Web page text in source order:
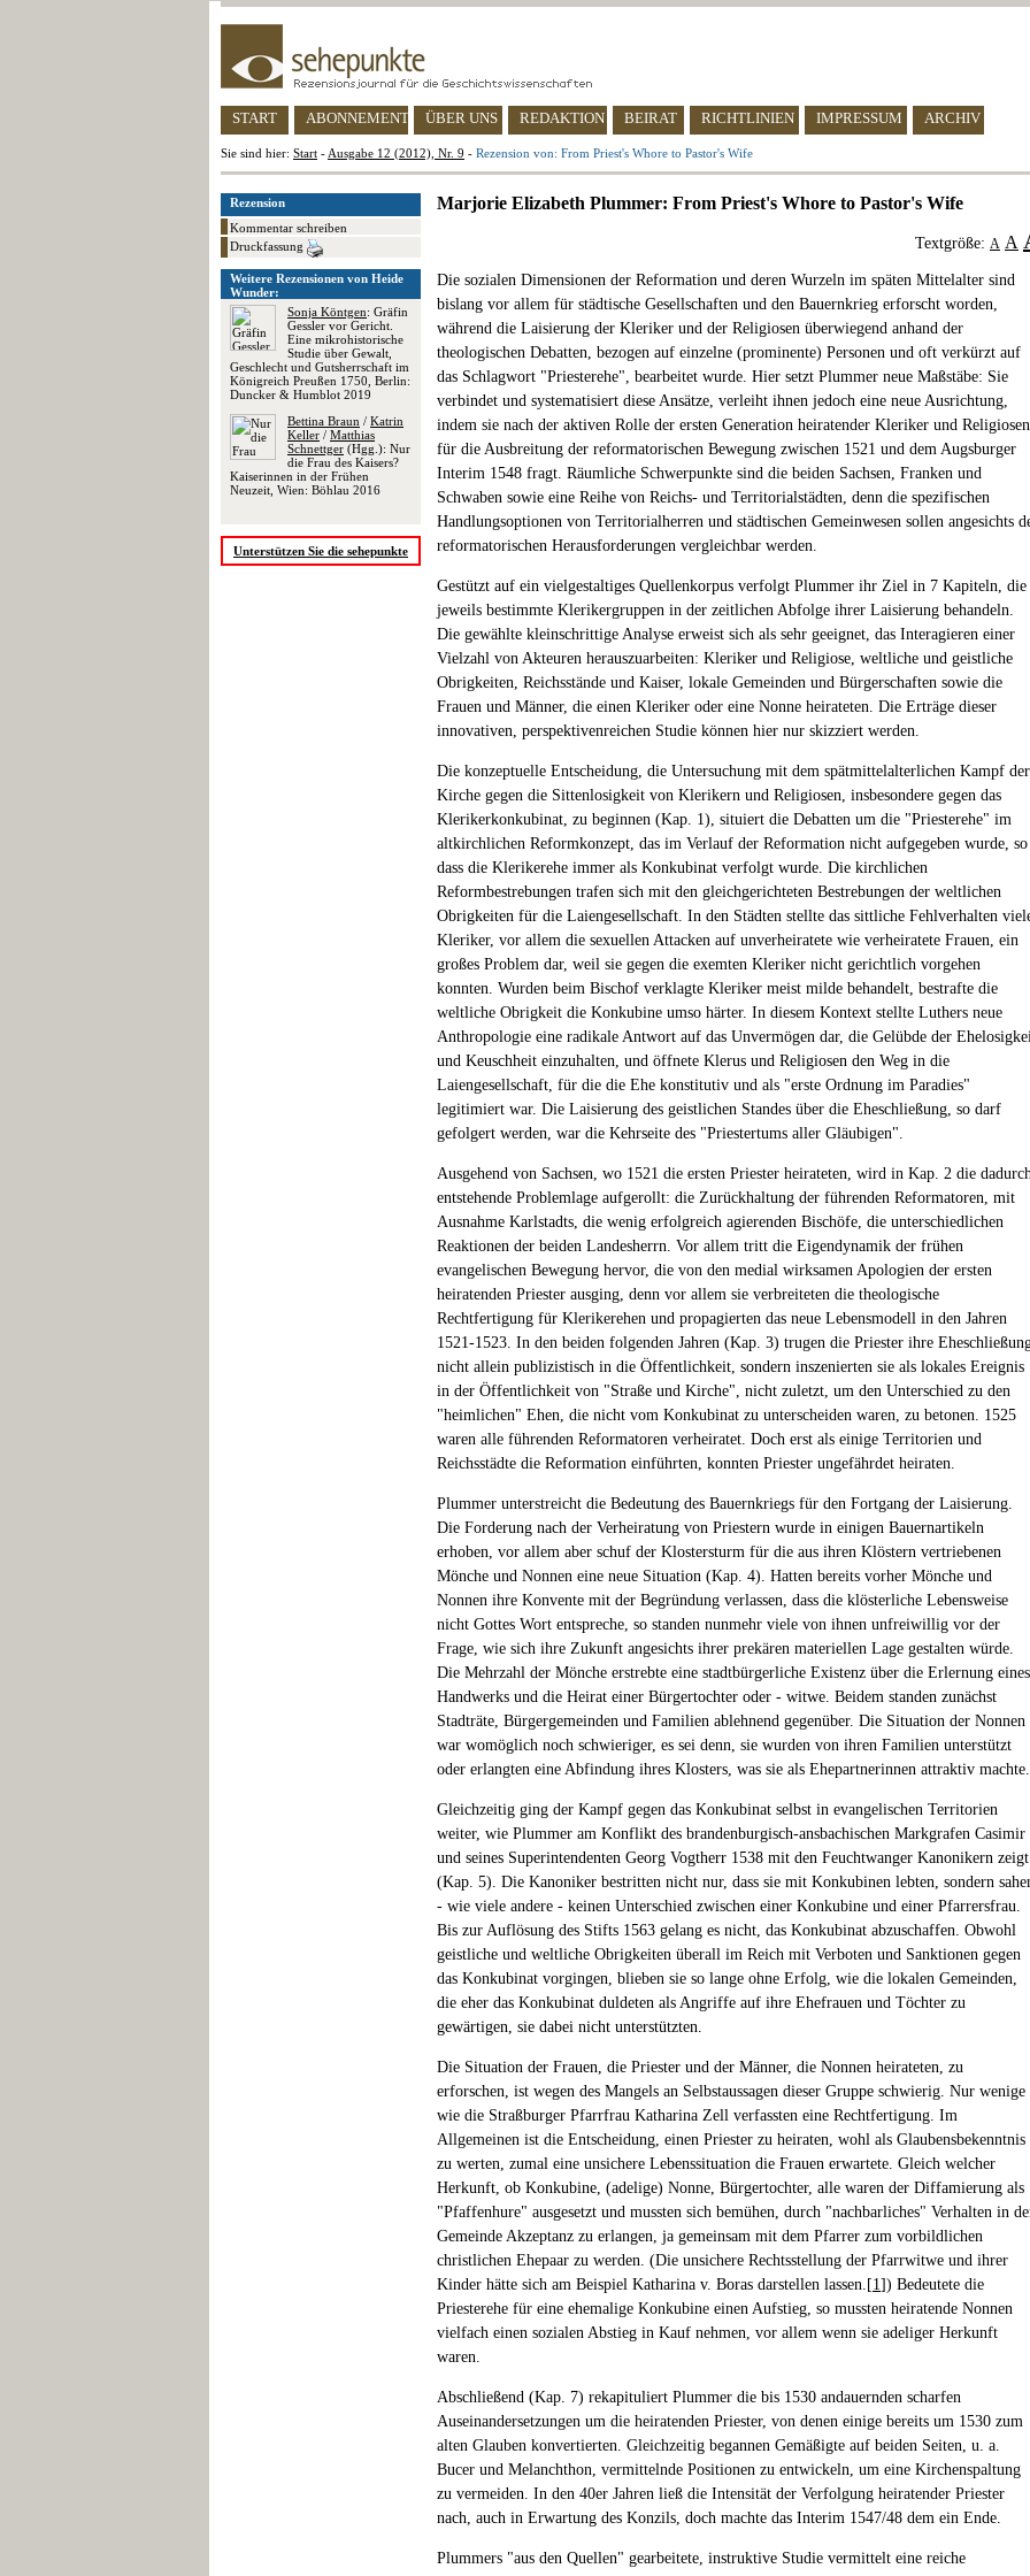
START ABONNEMENT ÜBER UNS REDAKTION BEIRAT RICHTLINIEN IMPRESSUM ARCHIV
Sie sind hier: Start - Ausgabe 12 (2012), Nr. 9 - Rezension von: From Priest's Whore to Pastor's Wife
Rezension
Kommentar schreiben
Druckfassung
Weitere Rezensionen von Heide
Wunder:
Sonja Köntgen: Gräfin
Gessler vor Gericht.
Eine mikrohistorische
Studie über Gewalt,
Geschlecht und Gutsherrschaft im
Königreich Preußen 1750, Berlin:
Duncker & Humblot 2019
Bettina Braun / Katrin
Keller / Matthias
Schnettger (Hgg.): Nur
die Frau des Kaisers?
Kaiserinnen in der Frühen
Neuzeit, Wien: Böhlau 2016
Unterstützen Sie die sehepunkte
Marjorie Elizabeth Plummer: From Priest's Whore to Pastor's Wife
Textgröße: A A
Die sozialen Dimensionen der Reformation und deren Wurzeln im späten Mittelalter sind
bislang vor allem für städtische Gesellschaften und den Bauernkrieg erforscht worden,
während die Laisierung der Kleriker und der Religiosen überwiegend anhand der
theologischen Debatten, bezogen auf einzelne (prominente) Personen und oft verkürzt auf
das Schlagwort "Priesterehe", bearbeitet wurde. Hier setzt Plummer neue Maßstäbe: Sie
verbindet und systematisiert diese Ansätze, verleiht ihnen jedoch eine neue Ausrichtung,
indem sie nach der aktiven Rolle der ersten Generation heiratender Kleriker und Religiosen
für die Ausbreitung der reformatorischen Bewegung zwischen 1521 und dem Augsburger
Interim 1548 fragt. Räumliche Schwerpunkte sind die beiden Sachsen, Franken und
Schwaben sowie eine Reihe von Reichs- und Territorialstädten, denn die spezifischen
Handlungsoptionen von Territorialherren und städtischen Gemeinwesen sollen angesichts
reformatorischen Herausforderungen vergleichbar werden.
Gestützt auf ein vielgestaltiges Quellenkorpus verfolgt Plummer ihr Ziel in 7 Kapiteln, die
jeweils bestimmte Klerikergruppen in der zeitlichen Abfolge ihrer Laisierung behandeln.
Die gewählte kleinschrittige Analyse erweist sich als sehr geeignet, das Interagieren einer
Vielzahl von Akteuren herauszuarbeiten: Kleriker und Religiose, weltliche und geistliche
Obrigkeiten, Reichsstände und Kaiser, lokale Gemeinden und Bürgerschaften sowie die
Frauen und Männer, die einen Kleriker oder eine Nonne heirateten. Die Erträge dieser
innovativen, perspektivenreichen Studie können hier nur skizziert werden.
Die konzeptuelle Entscheidung, die Untersuchung mit dem spätmittelalterlichen Kampf der
Kirche gegen die Sittenlosigkeit von Klerikern und Religiosen, insbesondere gegen das
Klerikerkonkubinat, zu beginnen (Kap. 1), situiert die Debatten um die "Priesterehe" im
altkirchlichen Reformkonzept, das im Verlauf der Reformation nicht aufgegeben wurde, so
dass die Klerikerehe immer als Konkubinat verfolgt wurde. Die kirchlichen
Reformbestrebungen trafen sich mit den gleichgerichteten Bestrebungen der weltlichen
Obrigkeiten für die Laiengesellschaft. In den Städten stellte das sittliche Fehlverhalten
Kleriker, vor allem die sexuellen Attacken auf unverheiratete wie verheiratete Frauen, ein
großes Problem dar, weil sie gegen die exemten Kleriker nicht gerichtlich vorgehen
konnten. Wurden beim Bischof verklagte Kleriker meist milde behandelt, bestrafte die
weltliche Obrigkeit die Konkubine umso härter. In diesem Kontext stellte Luthers neue
Anthropologie eine radikale Antwort auf das Unvermögen dar, die Gelübde der
und Keuschheit einzuhalten, und öffnete Klerus und Religiosen den Weg in die
Laiengesellschaft, für die die Ehe konstitutiv und als "erste Ordnung im Paradies"
legitimiert war. Die Laisierung des geistlichen Standes über die Eheschließung, so darf
gefolgert werden, war die Kehrseite des "Priestertums aller Gläubigen".
Ausgehend von Sachsen, wo 1521 die ersten Priester heirateten, wird in Kap. 2 die
entstehende Problemlage aufgerollt: die Zurückhaltung der führenden Reformatoren, mit
Ausnahme Karlstadts, die wenig erfolgreich agierenden Bischöfe, die unterschiedlichen
Reaktionen der beiden Landesherrn. Vor allem tritt die Eigendynamik der frühen
evangelischen Bewegung hervor, die von den medial wirksamen Apologien der ersten
heiratenden Priester ausging, denn vor allem sie verbreiteten die theologische
Rechtfertigung für Klerikerehen und propagierten das neue Lebensmodell in den Jahren
1521-1523. In den beiden folgenden Jahren (Kap. 3) trugen die Priester ihre
nicht allein publizistisch in die Öffentlichkeit, sondern inszenierten sie als lokales Ereignis
in der Öffentlichkeit von "Straße und Kirche", nicht zuletzt, um den Unterschied zu den
"heimlichen" Ehen, die nicht vom Konkubinat zu unterscheiden waren, zu betonen. 1525
waren alle führenden Reformatoren verheiratet. Doch erst als einige Territorien und
Reichsstädte die Reformation einführten, konnten Priester ungefährdet heiraten.
Plummer unterstreicht die Bedeutung des Bauernkriegs für den Fortgang der Laisierung.
Die Forderung nach der Verheiratung von Priestern wurde in einigen Bauernartikeln
erhoben, vor allem aber schuf der Klostersturm für die aus ihren Klöstern vertriebenen
Mönche und Nonnen eine neue Situation (Kap. 4). Hatten bereits vorher Mönche und
Nonnen ihre Konvente mit der Begründung verlassen, dass die klösterliche Lebensweise
nicht Gottes Wort entspreche, so standen nunmehr viele von ihnen unfreiwillig vor der
Frage, wie sich ihre Zukunft angesichts ihrer prekären materiellen Lage gestalten würde.
Die Mehrzahl der Mönche erstrebte eine stadtbürgerliche Existenz über die Erlernung eines
Handwerks und die Heirat einer Bürgertochter oder - witwe. Beidem standen zunächst
Stadträte, Bürgergemeinden und Familien ablehnend gegenüber. Die Situation der Nonnen
war womöglich noch schwieriger, es sei denn, sie wurden von ihren Familien unterstützt
oder erlangten eine Abfindung ihres Klosters, was sie als Ehepartnerinnen attraktiv machte.
Gleichzeitig ging der Kampf gegen das Konkubinat selbst in evangelischen Territorien
weiter, wie Plummer am Konflikt des brandenburgisch-ansbachischen Markgrafen Casimir
und seines Superintendenten Georg Vogtherr 1538 mit den Feuchtwanger Kanonikern zeigt
(Kap. 5). Die Kanoniker bestritten nicht nur, dass sie mit Konkubinen lebten, sondern
- wie viele andere - keinen Unterschied zwischen einer Konkubine und einer Pfarrersfrau.
Bis zur Auflösung des Stifts 1563 gelang es nicht, das Konkubinat abzuschaffen. Obwohl
geistliche und weltliche Obrigkeiten überall im Reich mit Verboten und Sanktionen gegen
das Konkubinat vorgingen, blieben sie so lange ohne Erfolg, wie die lokalen Gemeinden,
die eher das Konkubinat duldeten als Angriffe auf ihre Ehefrauen und Töchter zu
gewärtigen, sie dabei nicht unterstützten.
Die Situation der Frauen, die Priester und der Männer, die Nonnen heirateten, zu
erforschen, ist wegen des Mangels an Selbstaussagen dieser Gruppe schwierig. Nur wenige
wie die Straßburger Pfarrfrau Katharina Zell verfassten eine Rechtfertigung. Im
Allgemeinen ist die Entscheidung, einen Priester zu heiraten, wohl als Glaubensbekenntnis
zu werten, zumal eine unsichere Lebenssituation die Frauen erwartete. Gleich welcher
Herkunft, ob Konkubine, (adelige) Nonne, Bürgertochter, alle waren der Diffamierung als
"Pfaffenhure" ausgesetzt und mussten sich bemühen, durch "nachbarliches" Verhalten in
Gemeinde Akzeptanz zu erlangen, ja gemeinsam mit dem Pfarrer zum vorbildlichen
christlichen Ehepaar zu werden. (Die unsichere Rechtsstellung der Pfarrwitwe und ihrer
Kinder hätte sich am Beispiel Katharina v. Boras darstellen lassen.[1]) Bedeutete die
Priesterehe für eine ehemalige Konkubine einen Aufstieg, so mussten heiratende Nonnen
vielfach einen sozialen Abstieg in Kauf nehmen, vor allem wenn sie adeliger Herkunft
waren.
Abschließend (Kap. 7) rekapituliert Plummer die bis 1530 andauernden scharfen
Auseinandersetzungen um die heiratenden Priester, von denen einige bereits um 1530 zum
alten Glauben konvertierten. Gleichzeitig begannen Gemäßigte auf beiden Seiten, u. a.
Bucer und Melanchthon, vermittelnde Positionen zu entwickeln, um eine Kirchenspaltung
zu vermeiden. In den 40er Jahren ließ die Intensität der Verfolgung heiratender Priester
nach, auch in Erwartung des Konzils, doch machte das Interim 1547/48 dem ein Ende.
Plummers "aus den Quellen" gearbeitete, instruktive Studie vermittelt eine reiche